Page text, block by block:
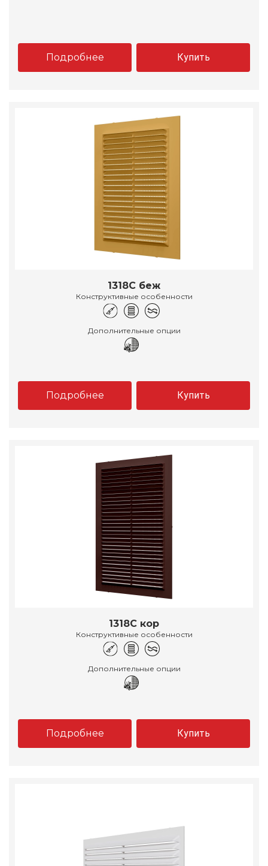
Подробнее Купить
1318С беж
Конструктивные особенности
Дополнительные опции
Подробнее Купить
1318С кор
Конструктивные особенности
Дополнительные опции
Подробнее Купить